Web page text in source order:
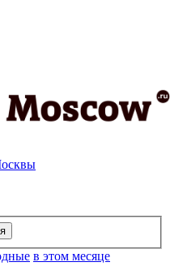
в этом месяце